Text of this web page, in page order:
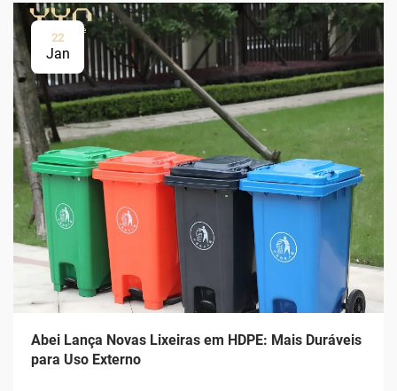
22
Jan
Abei Lança Novas Lixeiras em HDPE: Mais Duráveis
para Uso Externo